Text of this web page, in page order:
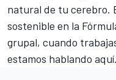
natural de tu cerebro.
sostenible en la
grupal, cuando
estamos hablando aquí.